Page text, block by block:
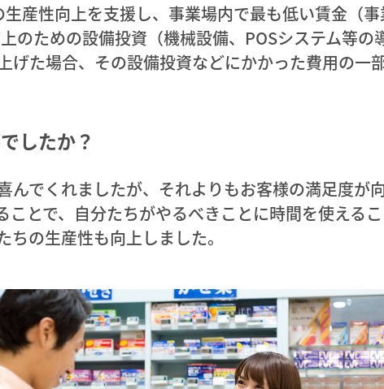
産性向上を支援し、事業場内で最も低い賃金（事
のための設備投資（機械設備、POSシステム等の
た場合、その設備投資などにかかった費用の一部
したか？
んでくれましたが、それよりもお客様の満足度が
ことで、自分たちがやるべきことに時間を使える
の生産性も向上しました。